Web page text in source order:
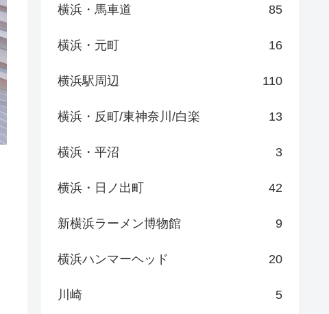
横浜・馬車道 85
横浜・元町 16
横浜駅周辺 110
横浜・反町/東神奈川/白楽 13
横浜・平沼 3
横浜・日ノ出町 42
新横浜ラーメン博物館 9
横浜ハンマーヘッド 20
川崎 5